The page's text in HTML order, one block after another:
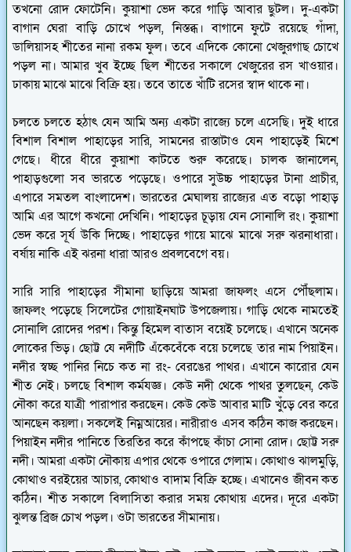
তখনো রোদ ফোটেনি। কুয়াশা ভেদ করে গাড়ি আবার ছুটল। দু-একটা
বাগান ঘেরা বাড়ি চোখে পড়ল, নিস্তব্ধ। বাগানে ফুটে রয়েছে গাঁদা,
ডালিয়াসহ শীতের নানা রকম ফুল। তবে এদিকে কোনো খেজুরগাছ চোখে
পড়ল না। আমার খুব ইচ্ছে ছিল শীতের সকালে খেজুরের রস খাওয়ার।
ঢাকায় মাঝে মাঝে বিক্রি হয়। তবে তাতে খাঁটি রসের স্বাদ থাকে না।
চলতে চলতে হঠাৎ যেন আমি অন্য একটা রাজ্যে চলে এসেছি। দুই ধারে
বিশাল বিশাল পাহাড়ের সারি, সামনের রাস্তাটাও যেন পাহাড়েই মিশে
গেছে। ধীরে ধীরে কুয়াশা কাটতে শুরু করেছে। চালক জানালেন,
পাহাড়গুলো সব ভারতে পড়েছে। ওপারে সুউচ্চ পাহাড়ের টানা প্রাচীর,
এপারে সমতল বাংলাদেশ। ভারতের মেঘালয় রাজ্যের এত বড়ো পাহাড়
আমি এর আগে কখনো দেখিনি। পাহাড়ের চূড়ায় যেন সোনালি রং। কুয়াশা
ভেদ করে সূর্য উকি দিচ্ছে। পাহাড়ের গায়ে মাঝে মাঝে সরু ঝরনাধারা।
বর্ষায় নাকি এই ঝরনা ধারা আরও প্রবলবেগে বয়।
সারি সারি পাহাড়ের সীমানা ছাড়িয়ে আমরা জাফলং এসে পৌঁছলাম।
জাফলং পড়েছে সিলেটের গোয়াইনঘাট উপজেলায়। গাড়ি থেকে নামতেই
সোনালি রোদের পরশ। কিন্তু হিমেল বাতাস বয়েই চলেছে। এখানে অনেক
লোকের ভিড়। ছোট্ট যে নদীটি এঁকেবেঁকে বয়ে চলেছে তার নাম পিয়াইন।
নদীর স্বচ্ছ পানির নিচে কত না রং- বেরঙের পাথর। এখানে কারোর যেন
শীত নেই। চলছে বিশাল কর্মযজ্ঞ। কেউ নদী থেকে পাথর তুলছেন, কেউ
নৌকা করে যাত্রী পারাপার করছেন। কেউ কেউ আবার মাটি খুঁড়ে বের করে
আনছেন কয়লা। সকলেই নিম্নআয়ের। নারীরাও এসব কঠিন কাজ করছেন।
পিয়াইন নদীর পানিতে তিরতির করে কাঁপছে কাঁচা সোনা রোদ। ছোট্ট সরু
নদী। আমরা একটা নৌকায় এপার থেকে ওপারে গেলাম। কোথাও ঝালমুড়ি,
কোথাও বরইয়ের আচার, কোথাও বাদাম বিক্রি হচ্ছে। এখানেও জীবন কত
কঠিন। শীত সকালে বিলাসিতা করার সময় কোথায় এদের। দূরে একটা
ঝুলন্ত ব্রিজ চোখ পড়ল। ওটা ভারতের সীমানায়।